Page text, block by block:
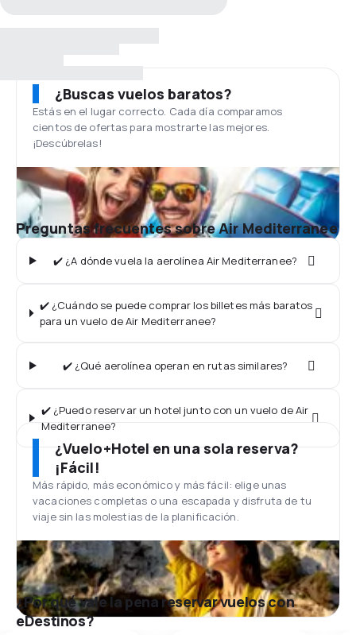
¿Buscas vuelos baratos?
Estás en el lugar correcto. Cada día comparamos
cientos de ofertas para mostrarte las mejores.
¡Descúbrelas!
Preguntas frecuentes sobre Air Mediterranee
✔️ ¿A dónde vuela la aerolínea Air Mediterranee?
✔️ ¿Cuándo se puede comprar los billetes más baratos
para un vuelo de Air Mediterranee?
✔️ ¿Qué aerolínea operan en rutas similares?
✔️ ¿Puedo reservar un hotel junto con un vuelo de Air
Mediterranee?
¿Vuelo+Hotel en una sola reserva?
¡Fácil!
Más rápido, más económico y más fácil: elige unas
vacaciones completas o una escapada y disfruta de tu
viaje sin las molestias de la planificación.
¿Por qué vale la pena reservar vuelos con
eDestinos?